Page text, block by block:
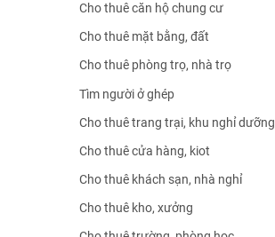
Cho thuê căn hộ chung cư
Cho thuê mặt bằng, đất
Cho thuê phòng trọ, nhà trọ
Tìm người ở ghép
Cho thuê trang trại, khu nghỉ dưỡng
Cho thuê cửa hàng, kiot
Cho thuê khách sạn, nhà nghỉ
Cho thuê kho, xưởng